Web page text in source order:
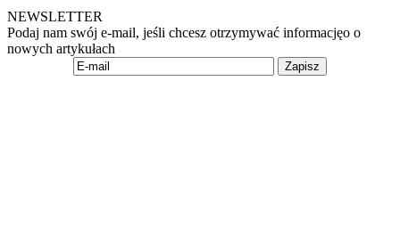
NEWSLETTER
Podaj nam swój e-mail, jeśli chcesz otrzymywać informacjęo o
nowych artykułach
Zapisz